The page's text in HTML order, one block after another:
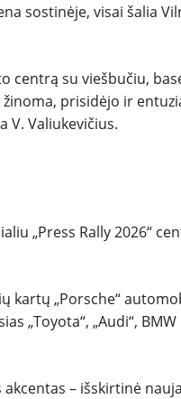
sostinėje, visai šalia
centrą su viešbučiu,
prisidėjo ir
V. Valiukevičius.
„Press Rally 2026“
kartų „Porsche“
„Toyota“, „Audi“,
– išskirtinė